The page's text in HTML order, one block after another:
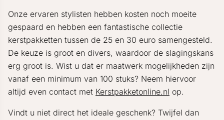
Onze ervaren stylisten hebben kosten noch moeite
gespaard en hebben een fantastische collectie
kerstpakketten tussen de 25 en 30 euro samengesteld.
De keuze is groot en divers, waardoor de slagingskans
erg groot is. Wist u dat er maatwerk mogelijkheden zijn
vanaf een minimum van 100 stuks? Neem hiervoor
altijd even contact met Kerstpakketonline.nl op.
Vindt u niet direct het ideale geschenk? Twijfel dan